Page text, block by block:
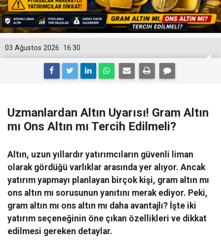
16:30
03 Ağustos 2026
Uzmanlardan Altın Uyarısı! Gram Altın
mı Ons Altın mı Tercih Edilmeli?
Altın, uzun yıllardır yatırımcıların güvenli liman
olarak gördüğü varlıklar arasında yer alıyor. Ancak
yatırım yapmayı planlayan birçok kişi, gram altın mı
ons altın mı sorusunun yanıtını merak ediyor. Peki,
gram altın mı ons altın mı daha avantajlı? İşte iki
yatırım seçeneğinin öne çıkan özellikleri ve dikkat
edilmesi gereken detaylar.